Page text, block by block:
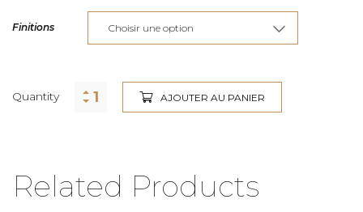
Finitions
Quantity AJOUTER AU PANIER
Related Products